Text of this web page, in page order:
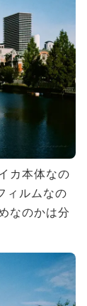
カ本体なの
ィルムなの
なのかは分